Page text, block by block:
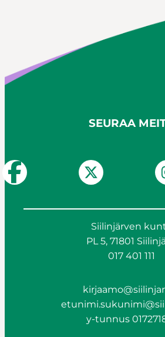
SEURAA
Siilinjärven
PL 5, 71801
017 401 111
y-tunnus